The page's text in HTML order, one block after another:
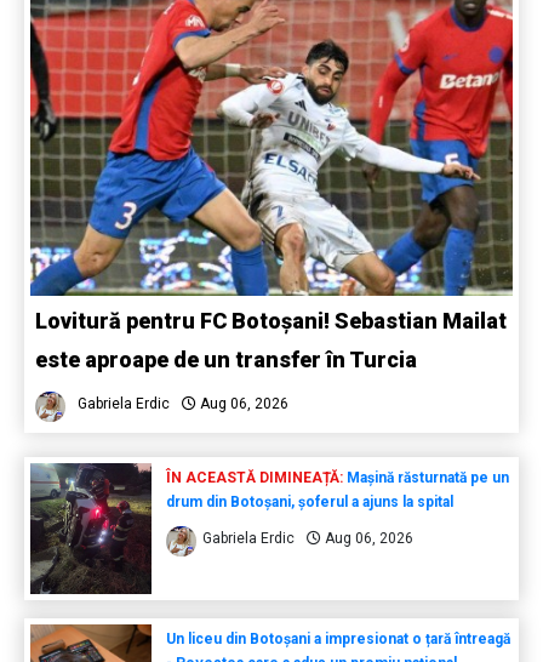
Lovitură pentru FC Botoșani! Sebastian Mailat
este aproape de un transfer în Turcia
Gabriela Erdic Aug 06, 2026
ÎN ACEASTĂ DIMINEAȚĂ: Mașină răsturnată pe un
drum din Botoșani, șoferul a ajuns la spital
Gabriela Erdic Aug 06, 2026
Un liceu din Botoșani a impresionat o țară întreagă